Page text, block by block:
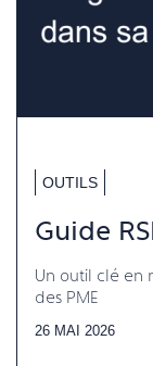
OUTILS
Guide
Un outil clé en
des PME
26 MAI 2026